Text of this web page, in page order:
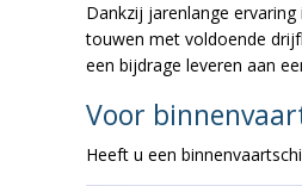
Dankzij jarenlange
touwen met voldoende
een bijdrage leveren aan
Voor
Heeft u een